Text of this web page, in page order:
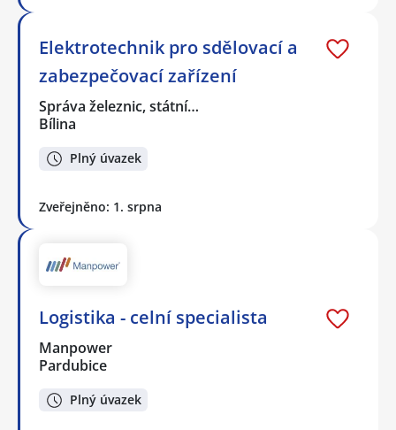
Elektrotechnik pro sdělovací a
zabezpečovací zařízení
Správa železnic, státní…
Bílina
Plný úvazek
Zveřejněno: 1. srpna
Logistika - celní specialista
Manpower
Pardubice
Plný úvazek